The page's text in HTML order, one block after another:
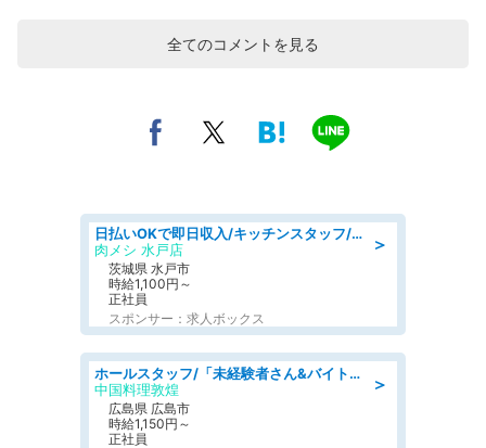
全てのコメントを見る
＞
日払いOKで即日収入/キッチンスタッフ/「原付免許必須」デリバリー業務など、自己成長可能な幅広い仕事に挑戦!髪型自由&ピアス・ネイルOK/茨城県/水戸市
肉メシ 水戸店
茨城県 水戸市
時給1,100円～
正社員
スポンサー：求人ボックス
＞
ホールスタッフ/「未経験者さん&バイトデビューも大歓迎」残業ほぼなし×1日3時間〜勤務OK!フォロー体制も充実/広島県/広島市南区
中国料理敦煌
広島県 広島市
時給1,150円～
正社員